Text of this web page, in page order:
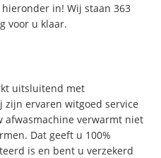
hieronder in! Wij staan 363
voor u klaar.
uitsluitend met
zijn ervaren witgoed service
afwasmachine verwarmt niet
Dat geeft u 100%
is en bent u verzekerd